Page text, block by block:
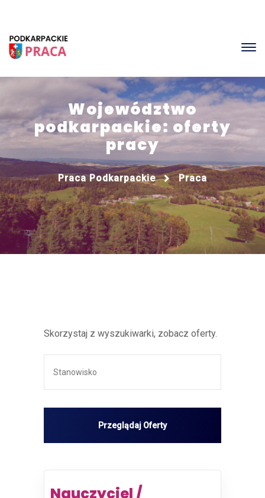
Województwo
podkarpackie: oferty
pracy
Praca Podkarpackie Praca
Skorzystaj z wyszukiwarki, zobacz oferty.
Nauczyciel /